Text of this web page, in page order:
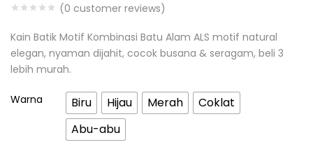
(0 customer reviews)
Kain Batik Motif Kombinasi Batu Alam ALS motif natural
elegan, nyaman dijahit, cocok busana & seragam, beli 3
lebih murah.
Warna Biru Hijau Merah
Coklat
Abu-abu